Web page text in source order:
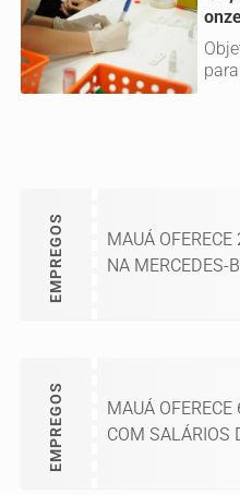
EMPREGOS
MAUÁ
NA MERCEDES-
EMPREGOS
MAUÁ
COM SALÁRIOS